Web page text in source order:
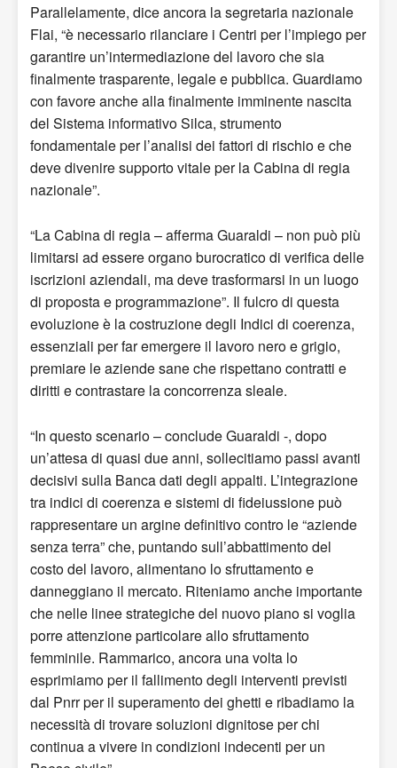
Parallelamente, dice ancora la segretaria nazionale
Flai, “è necessario rilanciare i Centri per l’impiego per
garantire un’intermediazione del lavoro che sia
finalmente trasparente, legale e pubblica. Guardiamo
con favore anche alla finalmente imminente nascita
del Sistema informativo Silca, strumento
fondamentale per l’analisi dei fattori di rischio e che
deve divenire supporto vitale per la Cabina di regia
nazionale”.
“La Cabina di regia – afferma Guaraldi – non può più
limitarsi ad essere organo burocratico di verifica delle
iscrizioni aziendali, ma deve trasformarsi in un luogo
di proposta e programmazione”. Il fulcro di questa
evoluzione è la costruzione degli Indici di coerenza,
essenziali per far emergere il lavoro nero e grigio,
premiare le aziende sane che rispettano contratti e
diritti e contrastare la concorrenza sleale.
“In questo scenario – conclude Guaraldi -, dopo
un’attesa di quasi due anni, sollecitiamo passi avanti
decisivi sulla Banca dati degli appalti. L’integrazione
tra indici di coerenza e sistemi di fideiussione può
rappresentare un argine definitivo contro le “aziende
senza terra” che, puntando sull’abbattimento del
costo del lavoro, alimentano lo sfruttamento e
danneggiano il mercato. Riteniamo anche importante
che nelle linee strategiche del nuovo piano si voglia
porre attenzione particolare allo sfruttamento
femminile. Rammarico, ancora una volta lo
esprimiamo per il fallimento degli interventi previsti
dal Pnrr per il superamento dei ghetti e ribadiamo la
necessità di trovare soluzioni dignitose per chi
continua a vivere in condizioni indecenti per un